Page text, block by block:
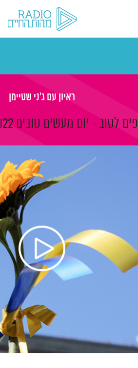
ראיון עם ג'ני שטיימן
לטוב - יום מעשים טובים 2022